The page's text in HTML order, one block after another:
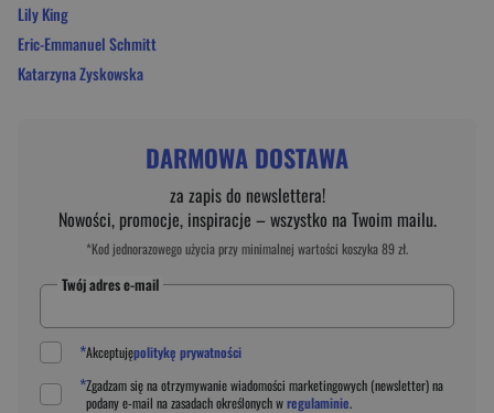
Lily King
Eric-Emmanuel Schmitt
Katarzyna Zyskowska
DARMOWA DOSTAWA
za zapis do newslettera!
Nowości, promocje, inspiracje – wszystko na Twoim mailu.
*Kod jednorazowego użycia przy minimalnej wartości koszyka 89 zł.
Twój adres e-mail
*Akceptujępolitykę prywatności
*Zgadzam się na otrzymywanie wiadomości marketingowych (newsletter) na
podanye-mail na zasadach określonych wregulaminie.